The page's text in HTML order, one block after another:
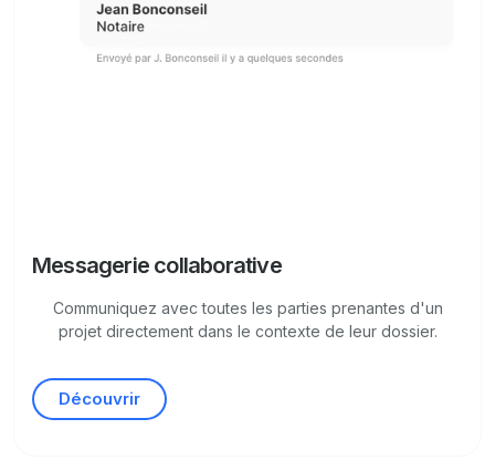
Messagerie collaborative
Communiquez avec toutes les parties prenantes d'un
projet directement dans le contexte de leur dossier.
Découvrir